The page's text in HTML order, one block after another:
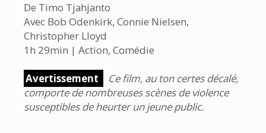
De Timo Tjahjanto
Avec Bob Odenkirk, Connie Nielsen,
Christopher Lloyd
1h 29min | Action, Comédie
Avertissement
Ce film, au ton certes décalé,
comporte de nombreuses scènes de violence
susceptibles de heurter un jeune public.